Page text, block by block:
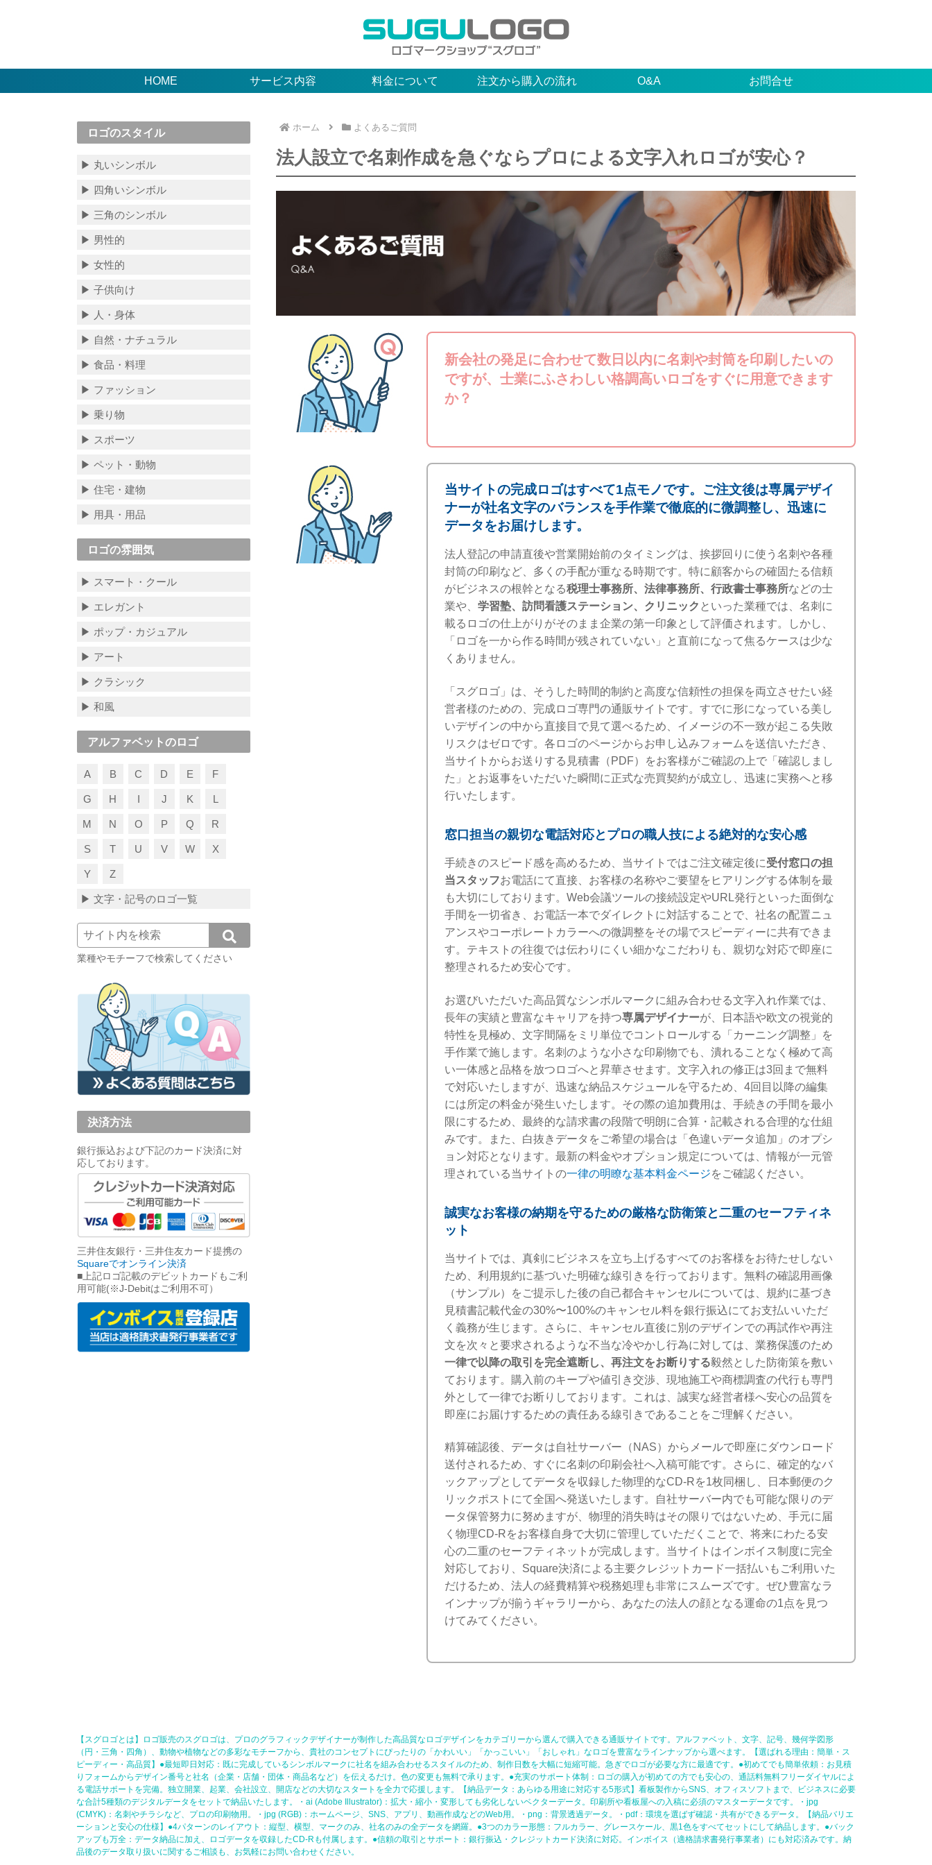
HOME サービス内容 料金について 注文から購入の流れ O&A お問合せ
ホーム よくあるご質問
法人設立で名刺作成を急ぐならプロによる文字入れロゴが安心？
新会社の発足に合わせて数日以内に名刺や封筒を印刷したいの
ですが、士業にふさわしい格調高いロゴをすぐに用意できます
か？
当サイトの完成ロゴはすべて1点モノです。ご注文後は専属デザイ
ナーが社名文字のバランスを手作業で徹底的に微調整し、迅速に
データをお届けします。
法人登記の申請直後や営業開始前のタイミングは、挨拶回りに使う名刺や各種
封筒の印刷など、多くの手配が重なる時期です。特に顧客からの確固たる信頼
がビジネスの根幹となる税理士事務所、法律事務所、行政書士事務所などの士
業や、 学習塾、訪問看護ステーション、クリニック といった業種では、名刺に
載るロゴの仕上がりがそのまま企業の第一印象として評価されます。しかし、
「ロゴを一から作る時間が残されていない」と直前になって焦るケースは少な
くありません。
「スグロゴ」は、そうした時間的制約と高度な信頼性の担保を両立させたい経
営者様のための、完成ロゴ専門の通販サイトです。すでに形になっている美し
いデザインの中から直接目で見て選べるため、イメージの不一致が起こる失敗
リスクはゼロです。各ロゴのページからお申し込みフォームを送信いただき、
当サイトからお送りする見積書（PDF）をお客様がご確認の上で「確認しまし
た」とお返事をいただいた瞬間に正式な売買契約が成立し、迅速に実務へと移
行いたします。
窓口担当の親切な電話対応とプロの職人技による絶対的な安心感
手続きのスピード感を高めるため、当サイトではご注文確定後に受付窓口の担
当スタッフお電話にて直接、お客様の名称やご要望をヒアリングする体制を最
も大切にしております。Web会議ツールの接続設定やURL発行といった面倒な
手間を一切省き、お電話一本でダイレクトに対話することで、社名の配置ニュ
アンスやコーポレートカラーへの微調整をその場でスピーディーに共有できま
す。テキストの往復では伝わりにくい細かなこだわりも、親切な対応で即座に
整理されるため安心です。
お選びいただいた高品質なシンボルマークに組み合わせる文字入れ作業では、
長年の実績と豊富なキャリアを持つ専属デザイナーが、日本語や欧文の視覚的
特性を見極め、文字間隔をミリ単位でコントロールする「カーニング調整」を
手作業で施します。名刺のような小さな印刷物でも、潰れることなく極めて高
い一体感と品格を放つロゴへと昇華させます。文字入れの修正は3回まで無料
で対応いたしますが、迅速な納品スケジュールを守るため、4回目以降の編集
には所定の料金が発生いたします。その際の追加費用は、手続きの手間を最小
限にするため、最終的な請求書の段階で明朗に合算・記載される合理的な仕組
みです。また、白抜きデータをご希望の場合は「色違いデータ追加」のオプシ
ョン対応となります。最新の料金やオプション規定については、情報が一元管
理されている当サイトの一律の明瞭な基本料金ページをご確認ください。
誠実なお客様の納期を守るための厳格な防衛策と二重のセーフティネ
ット
当サイトでは、真剣にビジネスを立ち上げるすべてのお客様をお待たせしない
ため、利用規約に基づいた明確な線引きを行っております。無料の確認用画像
（サンプル）をご提示した後の自己都合キャンセルについては、規約に基づき
見積書記載代金の30%〜100%のキャンセル料を銀行振込にてお支払いいただ
く義務が生じます。さらに、キャンセル直後に別のデザインでの再試作や再注
文を次々と要求されるような不当な冷やかし行為に対しては、業務保護のため
一律で以降の取引を完全遮断し、再注文をお断りする毅然とした防衛策を敷い
ております。購入前のキープや値引き交渉、現地施工や商標調査の代行も専門
外として一律でお断りしております。これは、誠実な経営者様へ安心の品質を
即座にお届けするための責任ある線引きであることをご理解ください。
精算確認後、データは自社サーバー（NAS）からメールで即座にダウンロード
送付されるため、すぐに名刺の印刷会社へ入稿可能です。さらに、確定的なバ
ックアップとしてデータを収録した物理的なCD-Rを1枚同梱し、日本郵便のク
リックポストにて全国へ発送いたします。自社サーバー内でも可能な限りのデ
ータ保管努力に努めますが、物理的消失時はその限りではないため、手元に届
く物理CD-Rをお客様自身で大切に管理していただくことで、将来にわたる安
心の二重のセーフティネットが完成します。当サイトはインボイス制度に完全
対応しており、Square決済による主要クレジットカード一括払いもご利用いた
だけるため、法人の経費精算や税務処理も非常にスムーズです。ぜひ豊富なラ
インナップが揃うギャラリーから、あなたの法人の顔となる運命の1点を見つ
けてみてください。
ロゴのスタイル
▶ 丸いシンボル
▶ 四角いシンボル
▶ 三角のシンボル
▶ 男性的
▶ 女性的
▶ 子供向け
▶ 人・身体
▶ 自然・ナチュラル
▶ 食品・料理
▶ ファッション
▶ 乗り物
▶ スポーツ
▶ ペット・動物
▶ 住宅・建物
▶ 用具・用品
ロゴの雰囲気
▶ スマート・クール
▶ エレガント
▶ ポップ・カジュアル
▶ アート
▶ クラシック
▶ 和風
アルファベットのロゴ
A B C D E F
G H J K L
M N O P Q R
S T U V W X
Y Z
▶ 文字・記号のロゴ一覧
業種やモチーフで検索してください
決済方法
銀行振込および下記のカード決済に対
応しております。
三井住友銀行・三井住友カード提携の
Squareでオンライン決済
■上記ロゴ記載のデビットカードもご利
用可能(※J-Debitはご利用不可）
【スグロゴとは】ロゴ販売のスグロゴは、プロのグラフィックデザイナーが制作した高品質なロゴデザインをカテゴリーから選んで購入できる通販サイトです。アルファベット、文字、記号、幾何学図形
（円・三角・四角）、動物や植物などの多彩なモチーフから、貴社のコンセプトにぴったりの「かわいい」「かっこいい」「おしゃれ」なロゴを豊富なラインナップから選べます。【選ばれる理由：簡単・ス
ピーディー・高品質】●最短即日対応：既に完成しているシンボルマークに社名を組み合わせるスタイルのため、制作日数を大幅に短縮可能。急ぎでロゴが必要な方に最適です。●初めてでも簡単依頼：お見積
りフォームからデザイン番号と社名（企業・店舗・団体・商品名など）を伝えるだけ。色の変更も無料で承ります。●充実のサポート体制：ロゴの購入が初めての方でも安心の、通話料無料フリーダイヤルによ
る電話サポートを完備。独立開業、起業、会社設立、開店などの大切なスタートを全力で応援します。【納品データ：あらゆる用途に対応する5形式】看板製作からSNS、オフィスソフトまで、ビジネスに必要
な合計5種類のデジタルデータをセットで納品いたします。・ai (Adobe Illustrator)：拡大・縮小・変形しても劣化しないベクターデータ。印刷所や看板屋への入稿に必須のマスターデータです。・jpg
(CMYK)：名刺やチラシなど、プロの印刷物用。・jpg (RGB)：ホームページ、SNS、アプリ、動画作成などのWeb用。・png：背景透過データ。・pdf：環境を選ばず確認・共有ができるデータ。【納品バリエ
ーションと安心の仕様】●4パターンのレイアウト：縦型、横型、マークのみ、社名のみの全データを網羅。●3つのカラー形態：フルカラー、グレースケール、黒1色をすべてセットにして納品します。●バック
アップも万全：データ納品に加え、ロゴデータを収録したCD-Rも付属します。●信頼の取引とサポート：銀行振込・クレジットカード決済に対応。インボイス（適格請求書発行事業者）にも対応済みです。納
品後のデータ取り扱いに関するご相談も、お気軽にお問い合わせください。